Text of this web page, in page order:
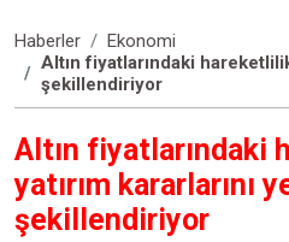
Haberler
Ekonomi
Altın fiyatlarındaki
şekillendiriyor
Altın fiyatlarındaki
yatırım kararlarını
şekillendiriyor